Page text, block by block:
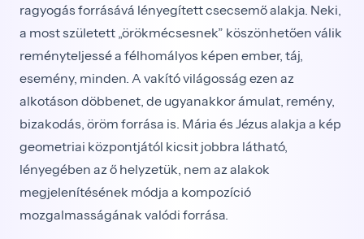
ragyogás forrásává lényegített csecsemő alakja. Neki,
a most született „örökmécsesnek” köszönhetően válik
reményteljessé a félhomályos képen ember, táj,
esemény, minden. A vakító világosság ezen az
alkotáson döbbenet, de ugyanakkor ámulat, remény,
bizakodás, öröm forrása is. Mária és Jézus alakja a kép
geometriai központjától kicsit jobbra látható,
lényegében az ő helyzetük, nem az alakok
megjelenítésének módja a kompozíció
mozgalmasságának valódi forrása.